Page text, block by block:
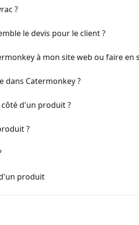
?
le devis pour le client ?
à mon site web ou faire en
dans Catermonkey ?
d'un produit ?
?
produit